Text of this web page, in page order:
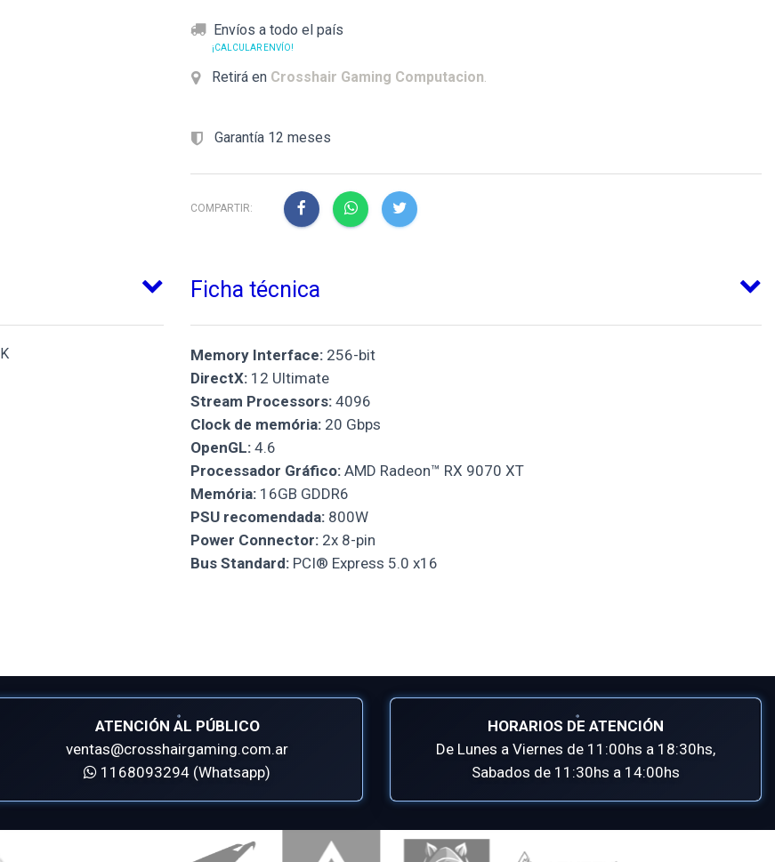
Envíos a todo el país
¡CALCULAR ENVÍO!
Retirá en Crosshair Gaming Computacion.
Garantía 12 meses
COMPARTIR:
Ficha técnica
Memory Interface: 256-bit
DirectX: 12 Ultimate
Stream Processors: 4096
Clock de memória: 20 Gbps
OpenGL: 4.6
Processador Gráfico: AMD Radeon™ RX 9070 XT
Memória: 16GB GDDR6
PSU recomendada: 800W
Power Connector: 2x 8-pin
Bus Standard: PCI® Express 5.0 x16
ATENCIÓN AL PÚBLICO
ventas@crosshairgaming.com.ar
1168093294 (Whatsapp)
HORARIOS DE ATENCIÓN
De Lunes a Viernes de 11:00hs a 18:30hs,
Sabados de 11:30hs a 14:00hs